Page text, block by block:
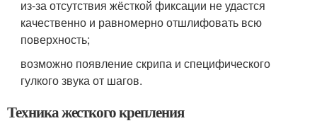
из-за отсутствия жёсткой фиксации не удастся
качественно и равномерно отшлифовать всю
поверхность;
возможно появление скрипа и специфического
гулкого звука от шагов.
Техника жесткого крепления